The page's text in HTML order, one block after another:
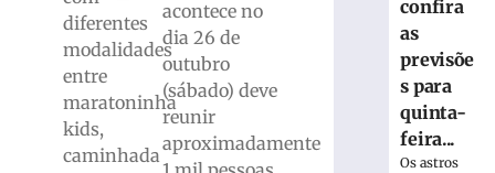
diferentes
modalidades
entre
maratoninha
kids,
caminhada
acontece no
dia 26 de
outubro
(sábado) deve
reunir
aproximadamente
mais
Guabiruba
realiza
confira
as
previsõe
s para
quinta-
feira...
Os astros